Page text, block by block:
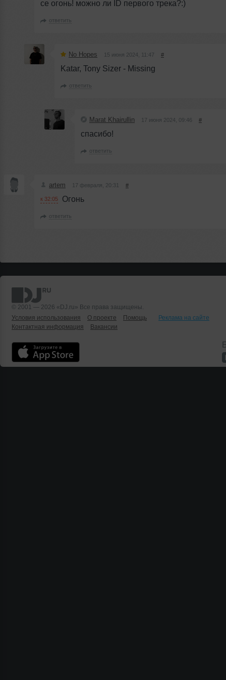
се огонь! можно ли ID первого трека?:)
ответить
No Hopes 15 июня 2024, 11:47 #
Katar, Tony Sizer - Missing
ответить
Marat Khairullin 17 июня 2024, 09:46 #
спасибо!
ответить
artem 17 февраля, 20:31 #
к 32:05 Огонь
ответить
© 2001 — 2026 «DJ.ru» Все права защищены.
Условия использования
О проекте Помощь
Реклама на сайте
Контактная информация
Вакансии